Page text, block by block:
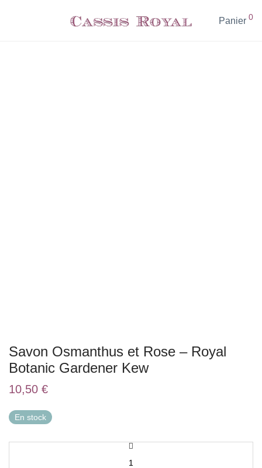
Panier 0
Savon Osmanthus et Rose – Royal
Botanic Gardener Kew
10,50 €
En stock